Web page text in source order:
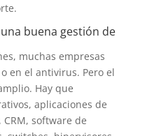
buena gestión de
muchas empresas
en el antivirus. Pero el
Hay que
aplicaciones de
CRM, software de